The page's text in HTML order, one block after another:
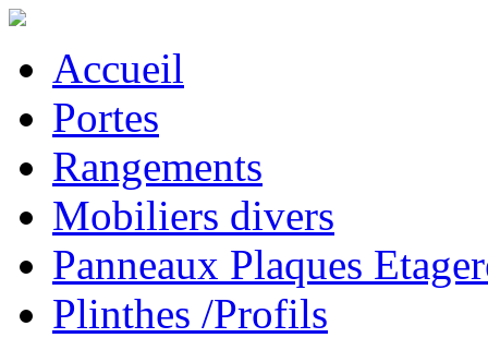
Accueil
Portes
Rangements
Mobiliers divers
Panneaux Plaques
Plinthes /Profils